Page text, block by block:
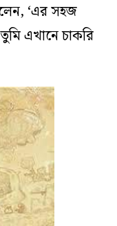
‘এর সহজ
এখানে চাকরি